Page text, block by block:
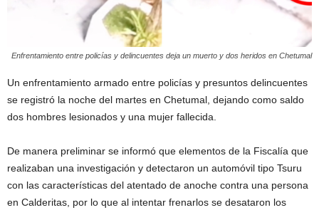
Enfrentamiento entre policías y delincuentes deja un muerto y dos heridos en Chetumal
Un enfrentamiento armado entre policías y presuntos delincuentes
se registró la noche del martes en Chetumal, dejando como saldo
dos hombres lesionados y una mujer fallecida.
De manera preliminar se informó que elementos de la Fiscalía que
realizaban una investigación y detectaron un automóvil tipo Tsuru
con las características del atentado de anoche contra una persona
en Calderitas, por lo que al intentar frenarlos se desataron los